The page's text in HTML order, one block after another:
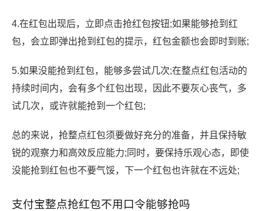
4.在红包出现后，立即点击抢红包按钮;如果能够抢到红
包，会立即弹出抢到红包的提示，红包金额也会即时到账;
5.如果没能抢到红包，能够多尝试几次;在整点红包活动的
持续时间内，会有多个红包出现，因此不要灰心丧气，多
试几次，或许就能抢到一个红包;
总的来说，抢整点红包须要做好充分的准备，并且保持敏
锐的观察力和高效反应能力;同时，要保持乐观心态，即使
没能抢到红包也不要气馁，下一个红包也许就在不远处;
支付宝整点抢红包不用口令能够抢吗